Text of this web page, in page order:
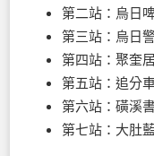
第二站：烏日
第三站：烏日
第四站：聚奎居
第五站：追分
第六站：磺溪
第七站：大肚